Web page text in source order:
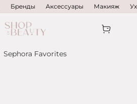
Бренды Аксессуары Макияж
Sephora Favorites